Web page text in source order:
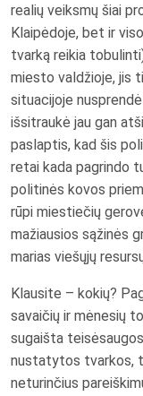
realių veiksmų šiai
Klaipėdoje, bet ir
tvarką reikia
miesto valdžioje, jis
situacijoje
išsitraukė jau gan
paslaptis, kad šis
retai kada pagrindo
politinės kovos
rūpi miestiečių
mažiausios sąžinės
marias viešųjų
Klausite – kokių?
savaičių ir mėnesių
sugaišta
nustatytos tvarkos,
neturinčius